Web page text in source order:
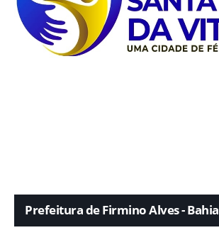
Prefeitura de Firmino Alves - Bahia